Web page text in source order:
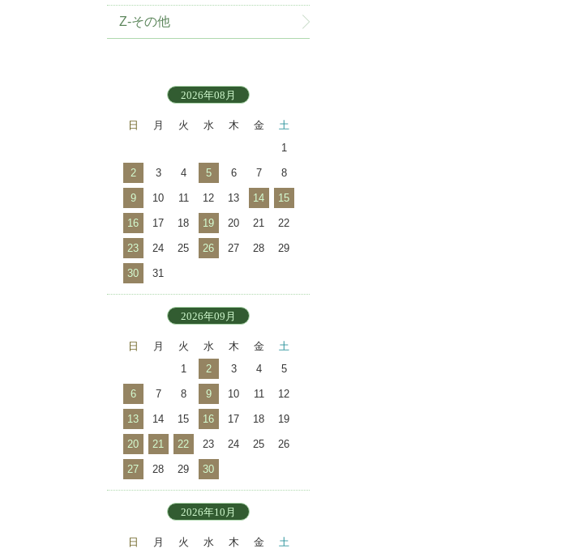
ツ・野菜
Z-その他
2026年08月
日 月 火 水 木 金
土
1
2 3 4 5 6 7 8
9 10 11 12 13 14 15
16 17 18 19 20 21 22
23 24 25 26 27 28 29
30 31
2026年09月
日 月 火 水 木 金
土
1
2 3 4 5
6 7 8 9 10 11 12
13 14 15 16 17 18 19
20 21 22 23 24 25 26
27 28 29 30
2026年10月
日 月 火 水 木 金
土